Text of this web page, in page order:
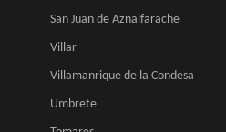
San Juan de Aznalfarache
Villar
Villamanrique de la Condesa
Umbrete